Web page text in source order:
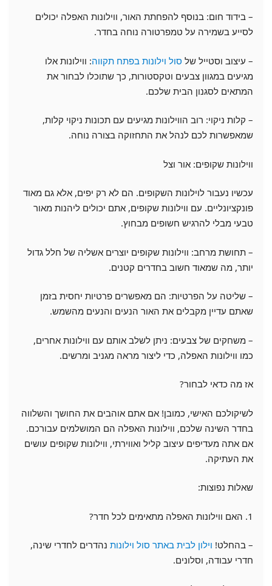
– בידוד חום: בנוסף להפחתת האור, ווילונות האפלה יכולים
לסייע בשמירה על טמפרטורה נוחה בחדר.
– עיצוב וסטייל של סול וילונות בפתח תקווה: ווילונות אלו
מגיעים במגוון צבעים וטקסטורות, כך שתוכלו לבחור את
המתאים לסגנון הבית שלכם.
– קלות ניקוי: רוב הווילונות מגיעים עם תכונות ניקוי קלות,
שמאפשרות לכם לנהל את התחזוקה בצורה נוחה.
ווילונות שקופים: אור וצל
עכשיו נעבור לוילונות השקופים. הם לא רק יפים, אלא גם מאוד
פונקציונליים. עם ווילונות שקופים, אתם יכולים ליהנות מאור
טבעי מבלי להרגיש חשופים מבחוץ.
– תחושת מרחב: ווילונות שקופים יוצרים אשליה של חלל גדול
יותר, מה שמאוד חשוב בחדרים קטנים.
– שליטה על הפרטיות: הם מאפשרים פרטיות יחסית בזמן
שאתם עדיין מקבלים את האור הנעים והנעים מהשמש.
– משחקים של צבעים: ניתן לשלב אותם עם ווילונות אחרים,
כמו ווילונות האפלה, כדי ליצור מראה מגניב ומרשים.
אז מה כדאי לבחור?
לשיקולכם האישי, כמובן! אם אתם אוהבים את החושך והשלווה
בחדר השינה שלכם, ווילונות האפלה הם המושלמים עבורכם.
אם אתה מעדיפים עיצוב קליל ואווירתי, ווילונות שקופים עושים
את העתיקה.
שאלות נפוצות:
1. האם ווילונות האפלה מתאימים לכל חדר?
– בהחלט! וילון לבית באתר סול וילונות נהדרים לחדרי שינה,
חדרי עבודה, וסלונים.